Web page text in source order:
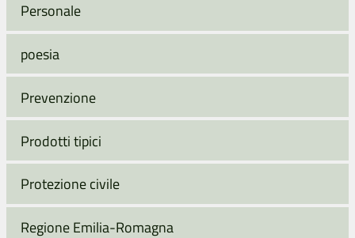
Personale
poesia
Prevenzione
Prodotti tipici
Protezione civile
Regione Emilia-Romagna